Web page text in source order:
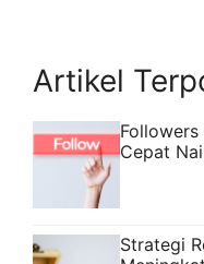
Artikel
Followers
Cepat
Strategi